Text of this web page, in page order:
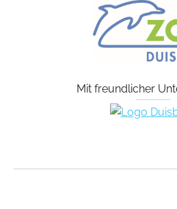
Mit freundlicher